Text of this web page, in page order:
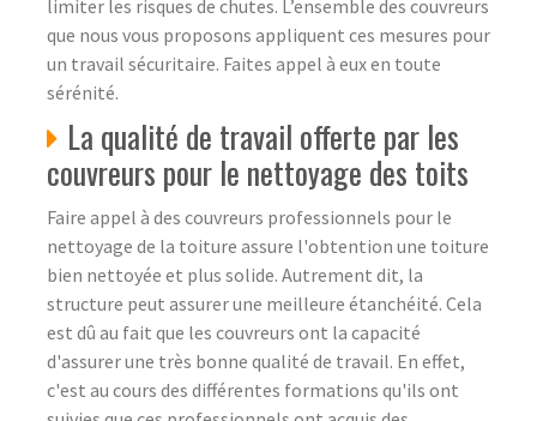
limiter les risques de chutes. L’ensemble des couvreurs
que nous vous proposons appliquent ces mesures pour
un travail sécuritaire. Faites appel à eux en toute
sérénité.
La qualité de travail offerte par les
couvreurs pour le nettoyage des toits
Faire appel à des couvreurs professionnels pour le
nettoyage de la toiture assure l'obtention une toiture
bien nettoyée et plus solide. Autrement dit, la
structure peut assurer une meilleure étanchéité. Cela
est dû au fait que les couvreurs ont la capacité
d'assurer une très bonne qualité de travail. En effet,
c'est au cours des différentes formations qu'ils ont